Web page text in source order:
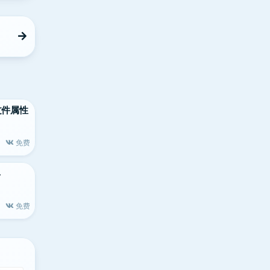
属性
免费
免费